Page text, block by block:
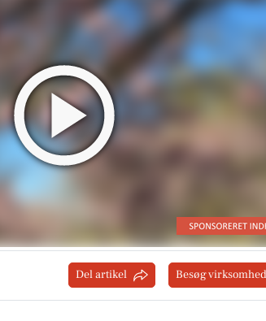
Del artikel Besøg